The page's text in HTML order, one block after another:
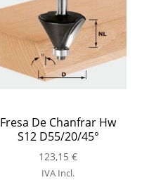
Fresa De Chanfrar Hw
S12 D55/20/45°
123,15€
IVA Incl.